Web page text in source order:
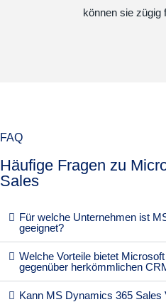
können sie zügig
FAQ
Häufige Fragen zu
Sales
Für welche Unternehmen ist
geeignet?
Welche Vorteile bietet
gegenüber herkömmlichen
Kann MS Dynamics 365 Sales